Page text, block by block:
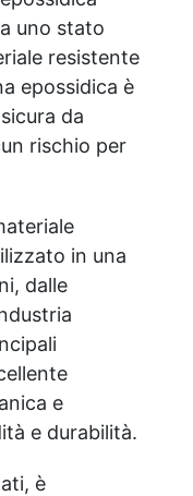
uno stato
resistente
epossidica è
da
rischio per
in una
dalle
e
e durabilità.
è